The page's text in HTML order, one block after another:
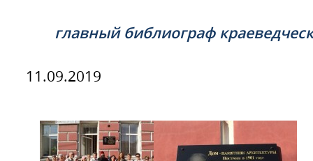
главный библиограф
11.09.2019